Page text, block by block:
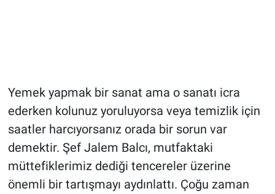
Yemek yapmak bir sanat ama o sanatı icra
ederken kolunuz yoruluyorsa veya temizlik için
saatler harcıyorsanız orada bir sorun var
demektir. Şef Jalem Balcı, mutfaktaki
müttefiklerimiz dediği tencereler üzerine
önemli bir tartışmayı aydınlattı. Çoğu zaman